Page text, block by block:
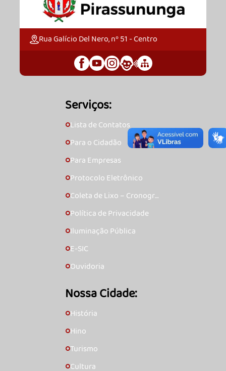
Rua Galício Del Nero, nº 51 - Centro
Serviços:
🞇Lista de Contatos
🞇Para o Cidadão
🞇Para Empresas
🞇Protocolo Eletrônico
🞇Coleta de Lixo – Cronogra
🞇Política de Privacidade
🞇Iluminação Pública
🞇E-SIC
🞇Ouvidoria
Nossa Cidade:
🞇História
🞇Hino
🞇Turismo
🞇Cultura